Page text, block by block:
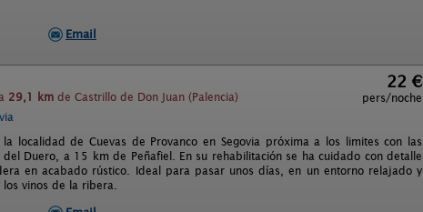
Email
29,1 km de Castrillo de Don Juan (Palencia)
22 €
pers/noche
localidad de Cuevas de Provanco en Segovia próxima a los limites con las
Duero, a 15 km de Peñafiel. En su rehabilitación se ha cuidado con detalle
en acabado rústico. Ideal para pasar unos días, en un entorno relajado y
vinos de la ribera.